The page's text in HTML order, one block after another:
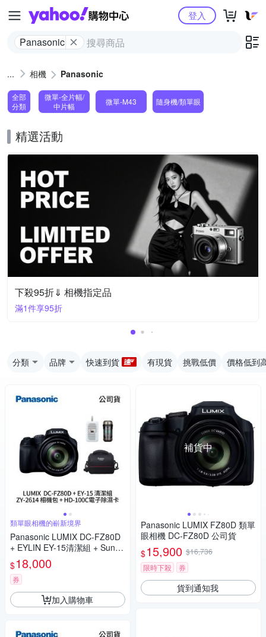
Yahoo購物中心
Panasonic
登入
相機 Panasonic
全部
分類
微單-全片幅/
中片幅
微單-M43 隨身機/類單眼
精選活動
下殺95折⇓ 相機指定品
滿1件享95折
分類 品牌 快速到貨 有現貨 挑戰低價 價格低到
類單眼相機的嶄新境界
Panasonic LUMIX DC-FZ80D
+ EYLIN EY-15清潔組 + SunLi
ght ZY-2614相機包 + EirMai 銳
瑪 HD-100C電子除濕卡 FZ80
D (公司貨)
$18,000
券
加入購物車
補貨中
Panasonic LUMIX FZ80D 類單
眼相機 DC-FZ80D 公司貨
$15,900 $16,736
限時下殺
券
貨到通知我